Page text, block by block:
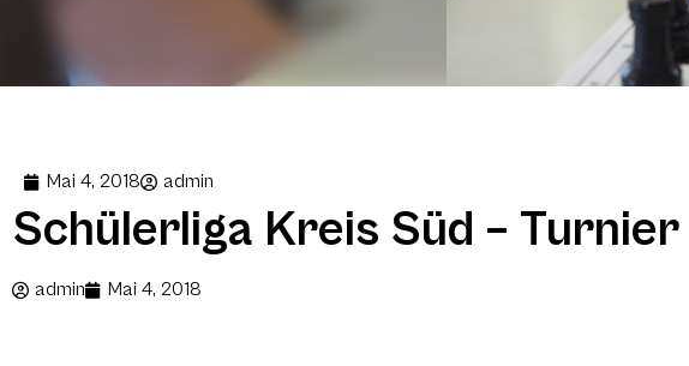
Mai 4, 2018 admin
Schülerliga Kreis Süd –
admin Mai 4, 2018